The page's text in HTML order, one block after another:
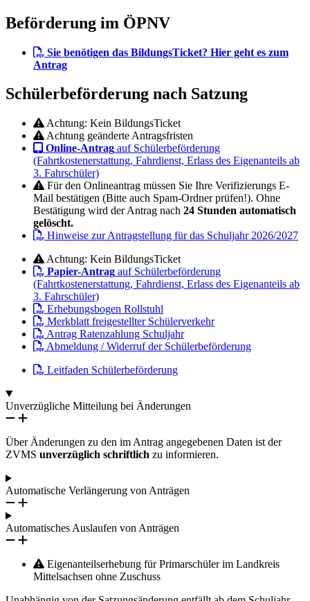
Beförderung im ÖPNV
Sie benötigen das BildungsTicket? Hier geht es zum
Antrag
Schülerbeförderung nach Satzung
Achtung: Kein BildungsTicket
Achtung geänderte Antragsfristen
Online-Antrag auf Schülerbeförderung
(Fahrtkostenerstattung, Fahrdienst, Erlass des Eigenanteils ab
3. Fahrschüler)
Für den Onlineantrag müssen Sie Ihre Verifizierungs E-
Mail bestätigen (Bitte auch Spam-Ordner prüfen!). Ohne
Bestätigung wird der Antrag nach 24 Stunden automatisch
gelöscht.
Hinweise zur Antragstellung für das Schuljahr 2026/2027
Achtung: Kein BildungsTicket
Papier-Antrag auf Schülerbeförderung
(Fahrtkostenerstattung, Fahrdienst, Erlass des Eigenanteils ab
3. Fahrschüler)
Erhebungsbogen Rollstuhl
Merkblatt freigestellter Schülerverkehr
Antrag Ratenzahlung Schuljahr
Abmeldung / Widerruf der Schülerbeförderung
Leitfaden Schülerbeförderung
Unverzügliche Mitteilung bei Änderungen
Über Änderungen zu den im Antrag angegebenen Daten ist der
ZVMS unverzüglich schriftlich zu informieren.
Automatische Verlängerung von Anträgen
Automatisches Auslaufen von Anträgen
Eigenanteilserhebung für Primarschüler im Landkreis
Mittelsachsen ohne Zuschuss